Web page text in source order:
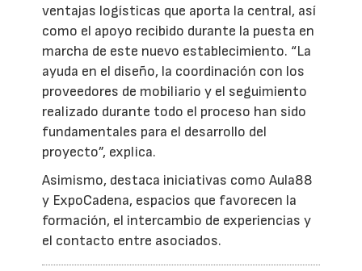
ventajas logísticas que aporta la central, así
como el apoyo recibido durante la puesta en
marcha de este nuevo establecimiento. “La
ayuda en el diseño, la coordinación con los
proveedores de mobiliario y el seguimiento
realizado durante todo el proceso han sido
fundamentales para el desarrollo del
proyecto”, explica.
Asimismo, destaca iniciativas como Aula88
y ExpoCadena, espacios que favorecen la
formación, el intercambio de experiencias y
el contacto entre asociados.